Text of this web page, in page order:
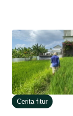
Cerita fitur